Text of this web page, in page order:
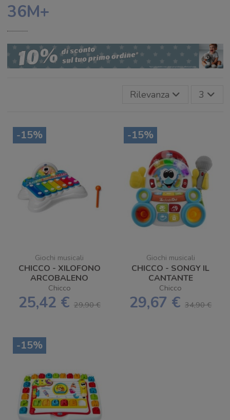
36M+
Rilevanza 3
-15%
Giochi musicali
CHICCO - XILOFONO
ARCOBALENO
Chicco
25,42 € 29,90 €
-15%
Giochi musicali
CHICCO - SONGY IL
CANTANTE
Chicco
29,67 €34,90 €
-15%